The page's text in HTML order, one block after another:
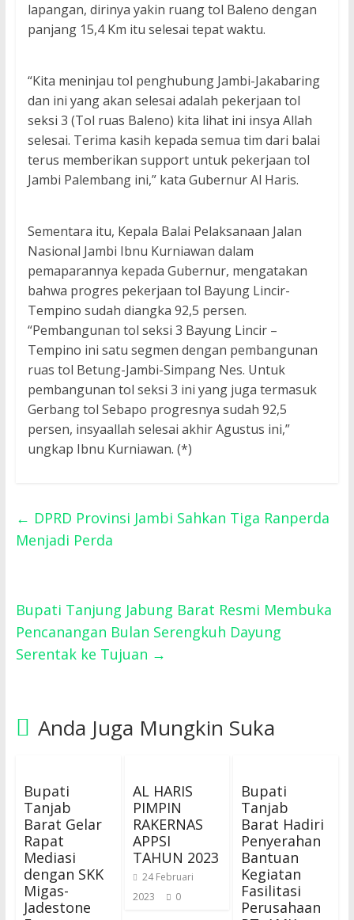
lapangan, dirinya yakin ruang tol Baleno dengan
panjang 15,4 Km itu selesai tepat waktu.
“Kita meninjau tol penghubung Jambi-Jakabaring
dan ini yang akan selesai adalah pekerjaan tol
seksi 3 (Tol ruas Baleno) kita lihat ini insya Allah
selesai. Terima kasih kepada semua tim dari balai
terus memberikan support untuk pekerjaan tol
Jambi Palembang ini,” kata Gubernur Al Haris.
Sementara itu, Kepala Balai Pelaksanaan Jalan
Nasional Jambi Ibnu Kurniawan dalam
pemaparannya kepada Gubernur, mengatakan
bahwa progres pekerjaan tol Bayung Lincir-
Tempino sudah diangka 92,5 persen.
“Pembangunan tol seksi 3 Bayung Lincir –
Tempino ini satu segmen dengan pembangunan
ruas tol Betung-Jambi-Simpang Nes. Untuk
pembangunan tol seksi 3 ini yang juga termasuk
Gerbang tol Sebapo progresnya sudah 92,5
persen, insyaallah selesai akhir Agustus ini,”
ungkap Ibnu Kurniawan. (*)
← DPRD Provinsi Jambi Sahkan Tiga Ranperda
Menjadi Perda
Bupati Tanjung Jabung Barat Resmi Membuka
Pencanangan Bulan Serengkuh Dayung
Serentak ke Tujuan →
Anda Juga Mungkin Suka
Bupati
Tanjab
Barat Gelar
Rapat
Mediasi
dengan SKK
Migas-
Jadestone
AL HARIS
PIMPIN
RAKERNAS
APPSI
TAHUN 2023
24 Februari
2023
0
Bupati
Tanjab
Barat Hadiri
Penyerahan
Bantuan
Kegiatan
Fasilitasi
Perusahaan